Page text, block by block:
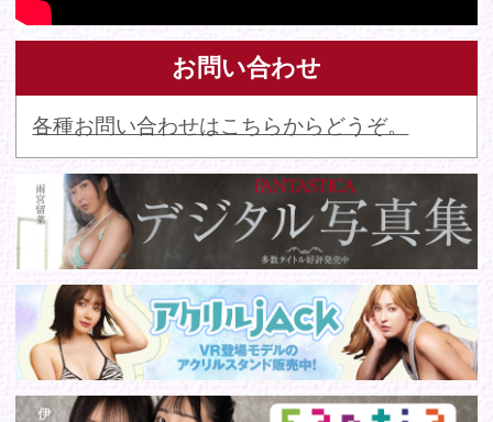
© 2016 FANTASTICA. All Rights Reserved.
このサイトに掲載の写真・文章等の無断転載・転用・引用・複
写・複製行為を禁じます。